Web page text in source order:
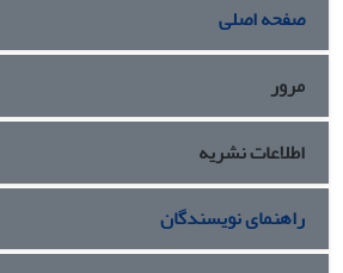
صفحه اصلی
مرور
اطلاعات نشریه
راهنمای نویسندگان